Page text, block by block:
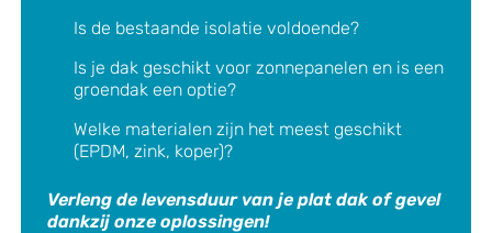
Is de bestaande isolatie voldoende?
Is je dak geschikt voor zonnepanelen en is een
groendak een optie?
Welke materialen zijn het meest geschikt
(EPDM, zink, koper)?
Verleng de levensduur van je plat dak of gevel
dankzij onze oplossingen!